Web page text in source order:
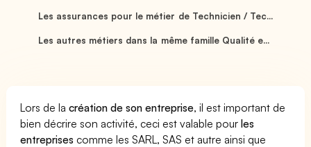
Les assurances pour le métier de Technicien / Tec...
Les autres métiers dans la même famille Qualité e...
Lors de lacréation de son entreprise, il est important de
bien décrire son activité, ceci est valable pourles
entreprises comme les SARL, SAS et autre ainsi que